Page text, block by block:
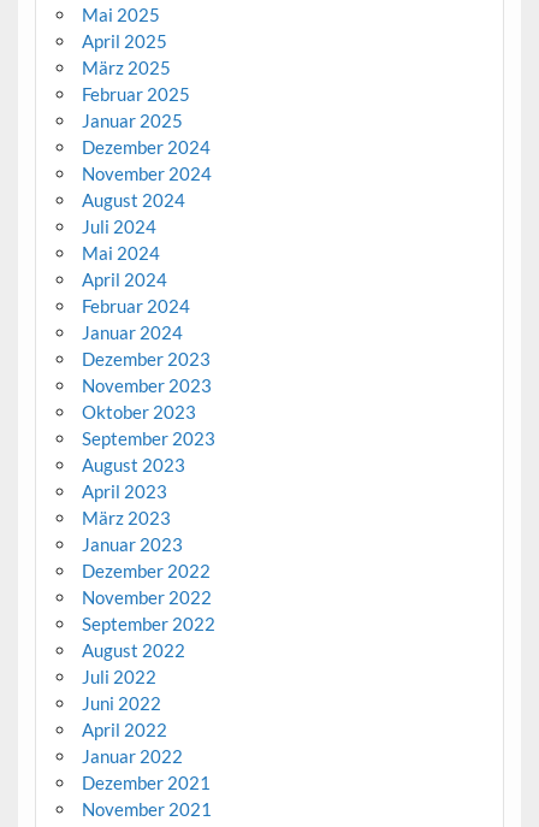
Mai 2025
April 2025
März 2025
Februar 2025
Januar 2025
Dezember 2024
November 2024
August 2024
Juli 2024
Mai 2024
April 2024
Februar 2024
Januar 2024
Dezember 2023
November 2023
Oktober 2023
September 2023
August 2023
April 2023
März 2023
Januar 2023
Dezember 2022
November 2022
September 2022
August 2022
Juli 2022
Juni 2022
April 2022
Januar 2022
Dezember 2021
November 2021